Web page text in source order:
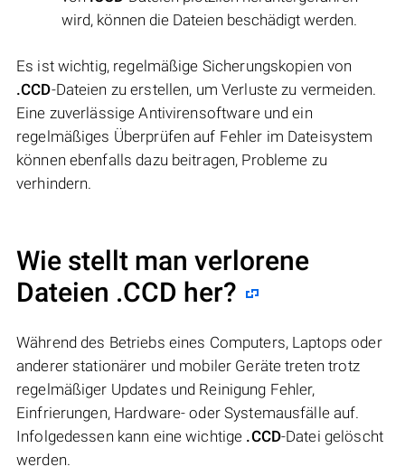
wird, können die Dateien beschädigt werden.
Es ist wichtig, regelmäßige Sicherungskopien von
.CCD-Dateien zu erstellen, um Verluste zu vermeiden.
Eine zuverlässige Antivirensoftware und ein
regelmäßiges Überprüfen auf Fehler im Dateisystem
können ebenfalls dazu beitragen, Probleme zu
verhindern.
Wie stellt man verlorene
Dateien .CCD her?
Während des Betriebs eines Computers, Laptops oder
anderer stationärer und mobiler Geräte treten trotz
regelmäßiger Updates und Reinigung Fehler,
Einfrierungen, Hardware- oder Systemausfälle auf.
Infolgedessen kann eine wichtige .CCD-Datei gelöscht
werden.